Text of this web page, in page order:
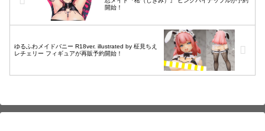
開始！
ゆるふわメイドバニー R18ver. illustrated by 柾見ちえ
レチェリー フィギュアが再販予約開始！